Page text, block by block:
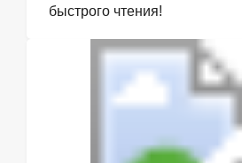
быстрого чтения!